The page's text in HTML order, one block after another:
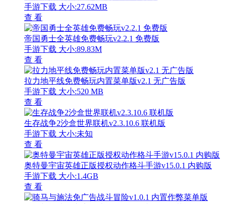
手游下载 大小:27.62MB
查 看
帝国勇士全英雄免费畅玩v2.2.1 免费版
手游下载 大小:89.83M
查 看
拉力地平线免费畅玩内置菜单版v2.1 无广告版
手游下载 大小:520 MB
查 看
生存战争2沙盒世界联机v2.3.10.6 联机版
手游下载 大小:未知
查 看
奥特曼宇宙英雄正版授权动作格斗手游v15.0.1 内购版
手游下载 大小:1.4GB
查 看